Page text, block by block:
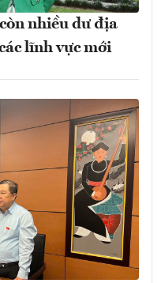
nhiều dư địa
lĩnh vực mới